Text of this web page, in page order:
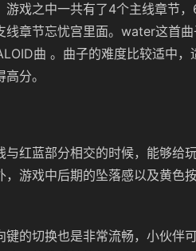
游戏之中一共有了4个主线章节
章节忘忧宫里面。water这首曲
曲 。曲子的难度比较适中，
分。
红蓝部分相交的时候，能够给
，游戏中后期的坠落感以及黄色
的切换也是非常流畅，小伙伴